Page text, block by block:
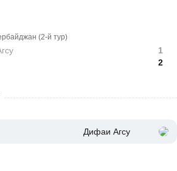
(2-й тур)
1
2
Дифаи Агсу